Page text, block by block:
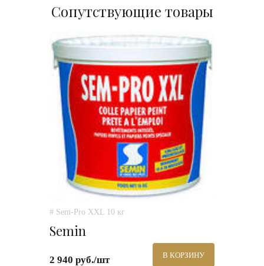
Сопутствующие товары
# Sem-Pro XXL 10 кг
Semin
2 940 руб./шт В КОРЗИНУ